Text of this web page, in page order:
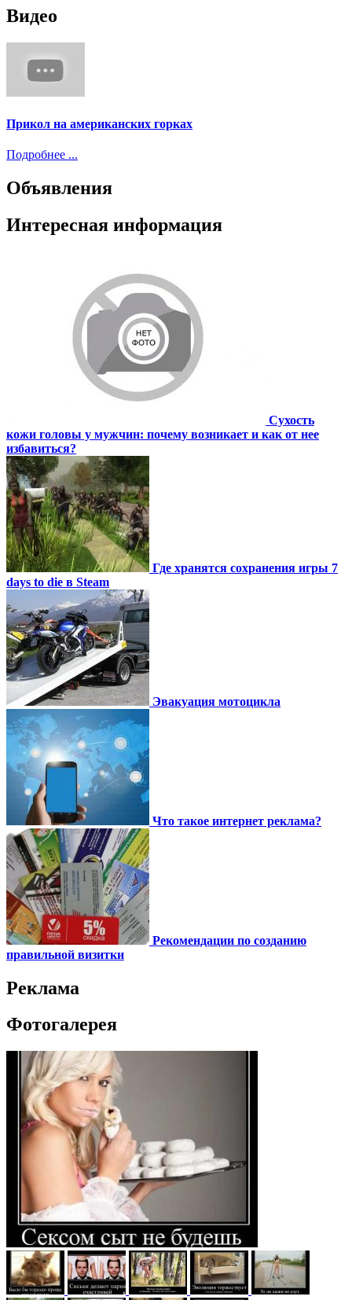
Видео
Прикол на американских горках
Подробнее ...
Объявления
Интересная информация
Сухость
кожи головы у мужчин: почему возникает и как от нее
избавиться?
Где хранятся сохранения игры 7
days to die в Steam
Эвакуация мотоцикла
Что такое интернет реклама?
Рекомендации по созданию
правильной визитки
Реклама
Фотогалерея